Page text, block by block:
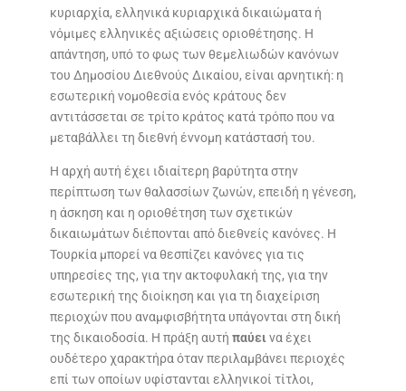
κυριαρχία, ελληνικά κυριαρχικά δικαιώματα ή
νόμιμες ελληνικές αξιώσεις οριοθέτησης. Η
απάντηση, υπό το φως των θεμελιωδών κανόνων
του Δημοσίου Διεθνούς Δικαίου, είναι αρνητική: η
εσωτερική νομοθεσία ενός κράτους δεν
αντιτάσσεται σε τρίτο κράτος κατά τρόπο που να
μεταβάλλει τη διεθνή έννομη κατάστασή του.
Η αρχή αυτή έχει ιδιαίτερη βαρύτητα στην
περίπτωση των θαλασσίων ζωνών, επειδή η γένεση,
η άσκηση και η οριοθέτηση των σχετικών
δικαιωμάτων διέπονται από διεθνείς κανόνες. Η
Τουρκία μπορεί να θεσπίζει κανόνες για τις
υπηρεσίες της, για την ακτοφυλακή της, για την
εσωτερική της διοίκηση και για τη διαχείριση
περιοχών που αναμφισβήτητα υπάγονται στη δική
της δικαιοδοσία. Η πράξη αυτή παύει να έχει
ουδέτερο χαρακτήρα όταν περιλαμβάνει περιοχές
επί των οποίων υφίστανται ελληνικοί τίτλοι,